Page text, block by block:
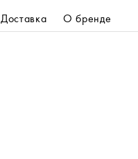
Доставка О бренде